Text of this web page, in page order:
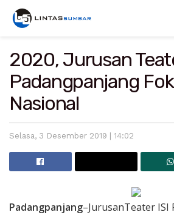
2020, Jurusan
Padangpanjang
Nasional
Selasa, 3 Desember 2019 | 14:02
Padangpanjang–JurusanTeater ISI